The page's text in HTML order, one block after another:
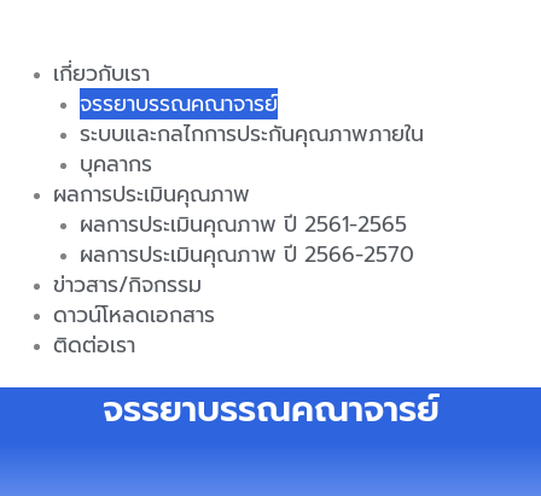
เกี่ยวกับเรา
จรรยาบรรณคณาจารย์
ระบบและกลไกการประกันคุณภาพภายใน
บุคลากร
ผลการประเมินคุณภาพ
ผลการประเมินคุณภาพ ปี 2561-2565
ผลการประเมินคุณภาพ ปี 2566-2570
ข่าวสาร/กิจกรรม
ดาวน์โหลดเอกสาร
ติดต่อเรา
จรรยาบรรณคณาจารย์